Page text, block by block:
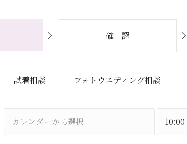
確 認
試着相談 フォトウエディング相談